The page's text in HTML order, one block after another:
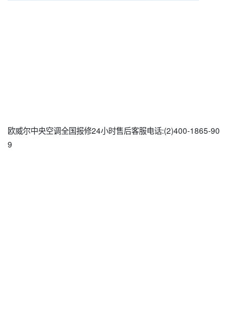
欧威尔中央空调全国报修24小时售后客服电话:(2)400-1865-90
9